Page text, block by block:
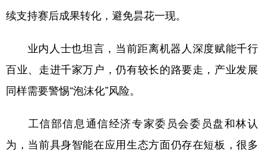
续支持赛后成果转化，避免昙花一现。
业内人士也坦言，当前距离机器人深度赋能千行
百业、走进千家万户，仍有较长的路要走，产业发展
同样需要警惕“泡沫化”风险。
工信部信息通信经济专家委员会委员盘和林认
为，当前具身智能在应用生态方面仍存在短板，很多